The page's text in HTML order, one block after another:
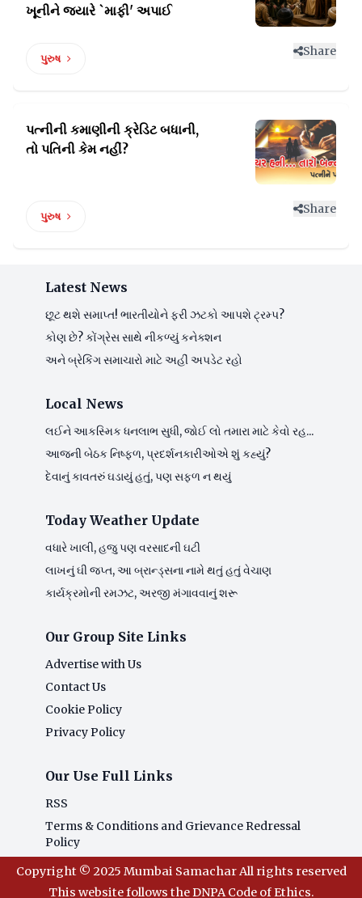
ખૂનીને જ્યારે `માફી' અપાઈ
પુરુષ
Share
પત્નીની કમાણીની ક્રેડિટબધાની,
તો પતિની કેમ નહીં?
પુરુષ
Share
Latest News
છૂટ થશે સમાપ્ત! ભારતીયોને ફરી ઝટકો આપશે ટ્રમ્પ?
કોણ છે? કોંગ્રેસ સાથે નીકળ્યું કનેક્શન
અને બ્રેકિંગ સમાચારો માટે અહીં અપડેટ રહો
Local News
લઈને આકસ્મિક ધનલાભ સુધી, જોઈ લો તમારા માટે કેવો રહ...
આજની બેઠક નિષ્ફળ, પ્રદર્શનકારીઓએ શું કહ્યું?
દેવાનું કાવતરું ઘડાયું હતું, પણ સફળ ન થયું
Today Weather Update
વધારે ખાલી, હજુ પણ વરસાદની ઘટી
લાખનું ઘી જપ્ત, આ બ્રાન્ડ્સના નામે થતું હતું વેચાણ
કાર્યક્રમોની રમઝટ, અરજી મંગાવવાનું શરૂ
Our Group Site Links
Advertise with Us
Contact Us
Cookie Policy
Privacy Policy
Our Use Full Links
RSS
Terms & Conditions and Grievance Redressal
Policy
Copyright © 2025 Mumbai Samachar All rights reserved
This website follows the DNPA Code of Ethics.